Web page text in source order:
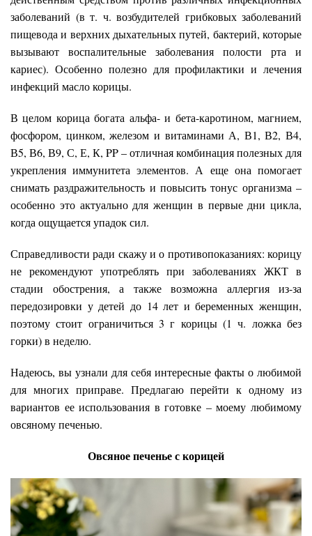
заболеваний (в т. ч. возбудителей грибковых заболеваний
пищевода и верхних дыхательных путей, бактерий, которые
вызывают воспалительные заболевания полости рта и
кариес). Особенно полезно для профилактики и лечения
инфекций масло корицы.
В целом корица богата альфа- и бета-каротином, магнием,
фосфором, цинком, железом и витаминами А, В1, В2, В4,
В5, В6, В9, С, Е, К, PP – отличная комбинация полезных для
укрепления иммунитета элементов. А еще она помогает
снимать раздражительность и повысить тонус организма –
особенно это актуально для женщин в первые дни цикла,
когда ощущается упадок сил.
Справедливости ради скажу и о противопоказаниях: корицу
не рекомендуют употреблять при заболеваниях ЖКТ в
стадии обострения, а также возможна аллергия из-за
передозировки у детей до 14 лет и беременных женщин,
поэтому стоит ограничиться 3 г корицы (1 ч. ложка без
горки) в неделю.
Надеюсь, вы узнали для себя интересные факты о любимой
для многих приправе. Предлагаю перейти к одному из
вариантов ее использования в готовке – моему любимому
овсяному печенью.
Овсяное печенье с корицей